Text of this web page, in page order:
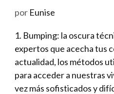
por Eunise
1. Bumping: la oscura
expertos⁢ ⁣que acecha tus
actualidad, los métodos
para acceder a nuestras
vez más sofisticados ​y